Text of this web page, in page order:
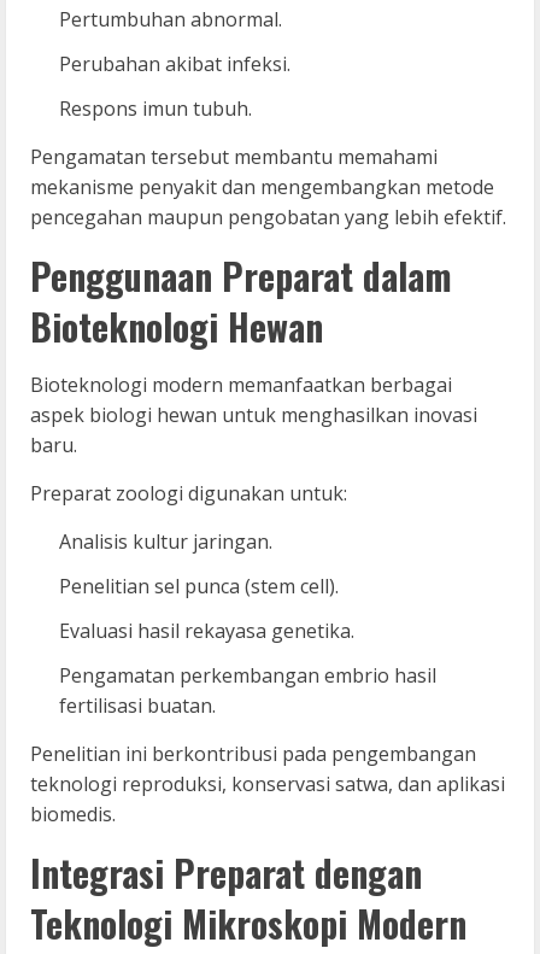
Pertumbuhan abnormal.
Perubahan akibat infeksi.
Respons imun tubuh.
Pengamatan tersebut membantu memahami
mekanisme penyakit dan mengembangkan metode
pencegahan maupun pengobatan yang lebih efektif.
Penggunaan Preparat dalam
Bioteknologi Hewan
Bioteknologi modern memanfaatkan berbagai
aspek biologi hewan untuk menghasilkan inovasi
baru.
Preparat zoologi digunakan untuk:
Analisis kultur jaringan.
Penelitian sel punca (stem cell).
Evaluasi hasil rekayasa genetika.
Pengamatan perkembangan embrio hasil
fertilisasi buatan.
Penelitian ini berkontribusi pada pengembangan
teknologi reproduksi, konservasi satwa, dan aplikasi
biomedis.
Integrasi Preparat dengan
Teknologi Mikroskopi Modern